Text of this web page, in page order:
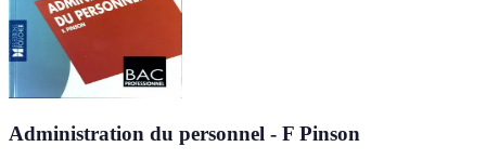
Administration du personnel - F Pinson